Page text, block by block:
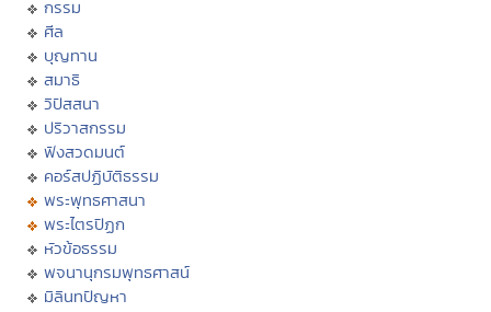
กรรม
ศีล
บุญทาน
สมาธิ
วิปัสสนา
ปริวาสกรรม
ฟังสวดมนต์
คอร์สปฏิบัติธรรม
พระพุทธศาสนา
พระไตรปิฏก
หัวข้อธรรม
พจนานุกรมพุทธศาสน์
มิลินทปัญหา